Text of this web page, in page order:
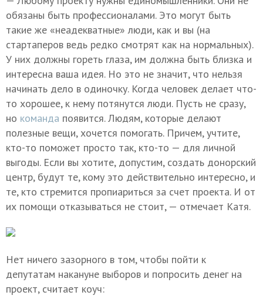
обязаны быть профессионалами. Это могут быть
такие же «неадекватные» люди, как и вы (на
стартаперов ведь редко смотрят как на нормальных).
У них должны гореть глаза, им должна быть близка и
интересна ваша идея. Но это не значит, что нельзя
начинать дело в одиночку. Когда человек делает что-
то хорошее, к нему потянутся люди. Пусть не сразу,
но команда появится. Людям, которые делают
полезные вещи, хочется помогать. Причем, учтите,
кто-то поможет просто так, кто-то — для личной
выгоды. Если вы хотите, допустим, создать донорский
центр, будут те, кому это действительно интересно, и
те, кто стремится пропиариться за счет проекта. И от
их помощи отказываться не стоит, — отмечает Катя.
Нет ничего зазорного в том, чтобы пойти к
депутатам накануне выборов и попросить денег на
проект, считает коуч: